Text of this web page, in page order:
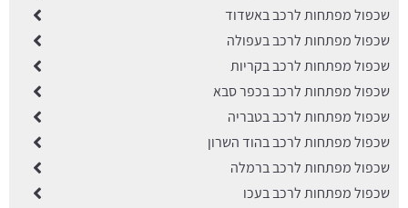
שכפול מפתחות לרכב באשדוד
שכפול מפתחות לרכב בעפולה
שכפול מפתחות לרכב בקריות
שכפול מפתחות לרכב בכפר סבא
שכפול מפתחות לרכב בטבריה
שכפול מפתחות לרכב בהוד השרון
שכפול מפתחות לרכב ברמלה
שכפול מפתחות לרכב בעכו